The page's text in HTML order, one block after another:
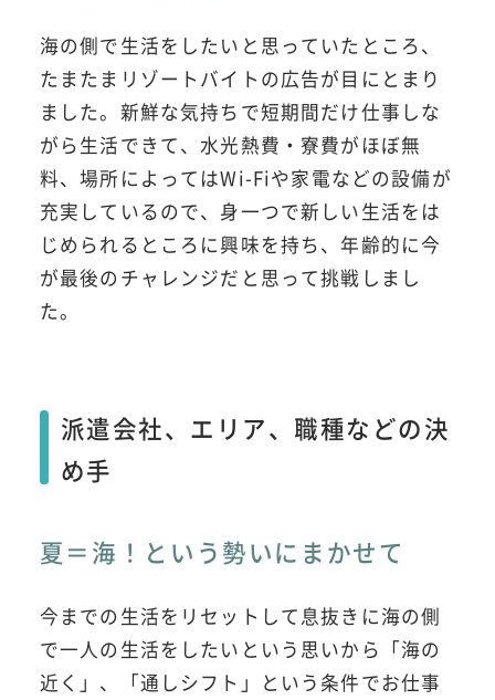
海の側で生活をしたいと思っていたところ、
たまたまリゾートバイトの広告が目にとまり
ました。新鮮な気持ちで短期間だけ仕事しな
がら生活できて、水光熱費・寮費がほぼ無
料、場所によってはWi-Fiや家電などの設備が
充実しているので、身一つで新しい生活をは
じめられるところに興味を持ち、年齢的に今
が最後のチャレンジだと思って挑戦しまし
た。
派遣会社、エリア、職種などの決
め手
夏＝海！という勢いにまかせて
今までの生活をリセットして息抜きに海の側
で一人の生活をしたいという思いから「海の
近く」、「通しシフト」という条件でお仕事